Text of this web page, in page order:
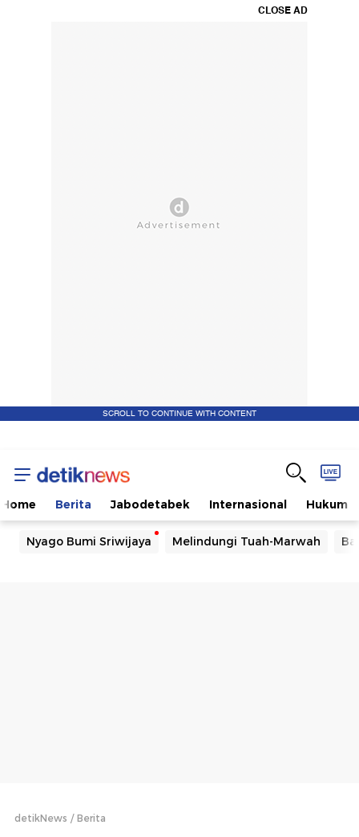
CLOSE AD
SCROLL TO CONTINUE WITH CONTENT
Home Berita Jabodetabek Internasional Hukum
Nyago Bumi Sriwijaya Melindungi Tuah-Marwah
detikNews Berita